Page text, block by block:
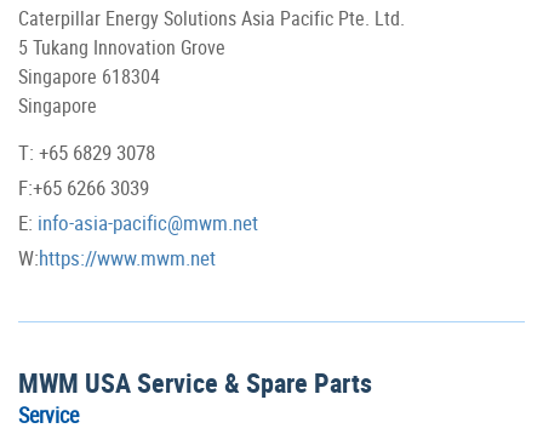
Caterpillar Energy Solutions Asia Pacific Pte. Ltd.
5 Tukang Innovation Grove
Singapore 618304
Singapore
T: +65 6829 3078
F:+65 6266 3039
E: info-asia-pacific@mwm.net
W:https://www.mwm.net
MWM USA Service & Spare Parts
Service